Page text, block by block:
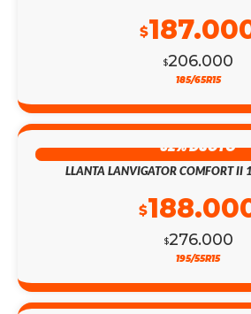
$206.000
$
185/65R15
32% DSCTO
LLANTA LANVIGATOR COMFORT
$276.000
$
195/55R15